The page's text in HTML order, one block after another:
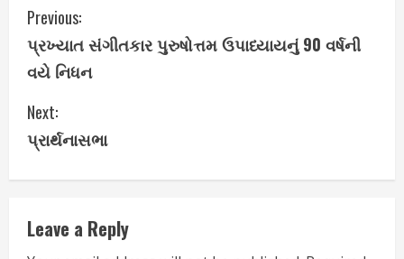
C
o
n
t
i
n
u
Previous:
પ્રખ્યાત સંગીતકાર પુરુષોત્તમ ઉપાધ્યાયનું 90 વર્ષની
વયે નિધન
Next:
પ્રાર્થનાસભા
Leave a Reply